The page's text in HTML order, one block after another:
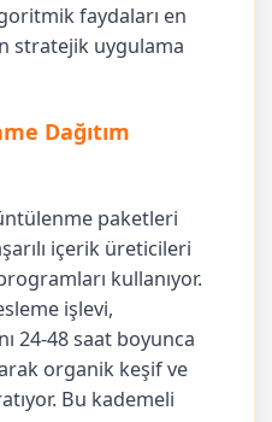
faydaları en
stratejik uygulama
Dağıtım
paketleri
içerik üreticileri
kullanıyor.
işlevi,
24-48 saat boyunca
organik keşif ve
Bu kademeli